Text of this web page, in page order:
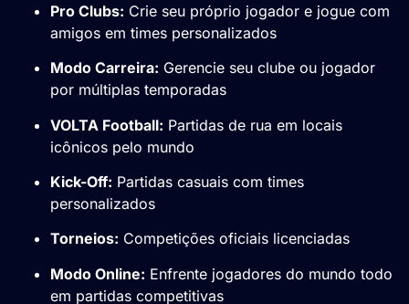
Pro Clubs: Crie seu próprio jogador e jogue com
amigos em times personalizados
Modo Carreira: Gerencie seu clube ou jogador
por múltiplas temporadas
VOLTA Football: Partidas de rua em locais
icônicos pelo mundo
Kick-Off: Partidas casuais com times
personalizados
Torneios: Competições oficiais licenciadas
Modo Online: Enfrente jogadores do mundo todo
em partidas competitivas